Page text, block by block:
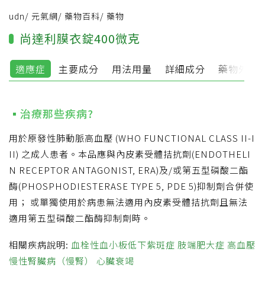
udn/ 元氣網/ 藥物百科/ 藥物
尚達利膜衣錠400微克
適應症 主要成分 用法用量 詳細成分 藥物外觀
治療那些疾病?
用於原發性肺動脈高血壓 (WHO FUNCTIONAL CLASS II-I
II) 之成人患者。本品應與內皮素受體拮抗劑(ENDOTHELI
N RECEPTOR ANTAGONIST, ERA)及/或第五型磷酸二酯
酶(PHOSPHODIESTERASE TYPE 5, PDE 5)抑制劑合併使
用； 或單獨使用於病患無法適用內皮素受體拮抗劑且無法
適用第五型磷酸二酯酶抑制劑時。
相關疾病說明: 血栓性血小板低下紫斑症 肢端肥大症 高血壓
慢性腎臟病（慢腎）
心臟衰竭